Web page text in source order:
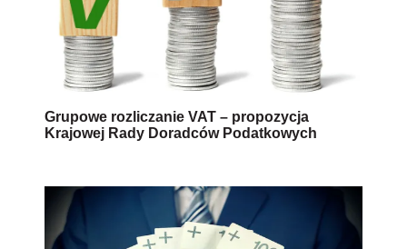
Grupowe rozliczanie VAT – propozycja
Krajowej Rady Doradców Podatkowych